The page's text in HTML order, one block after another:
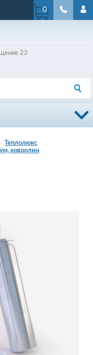
23
0
Теплолюкс
ковролин